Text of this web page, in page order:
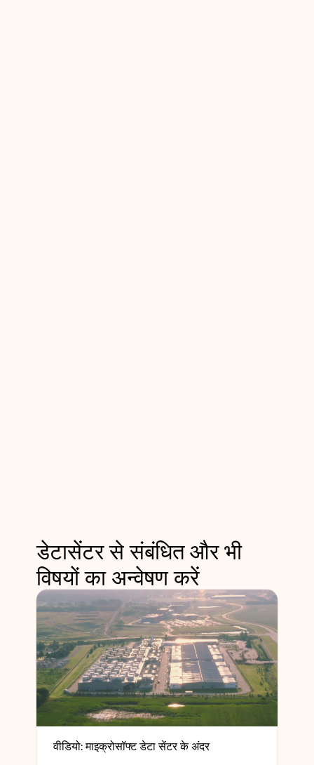
डेटासेंटर से संबंधित और भी
विषयों का अन्वेषण करें
वीडियो: माइक्रोसॉफ्ट डेटा सेंटर के अंदर